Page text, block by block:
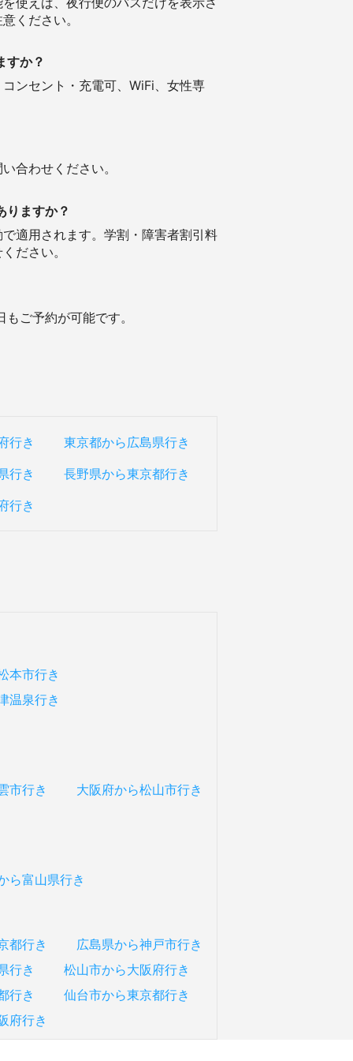
ください。
すか？
ンセント・充電可、WiFi、女性専
合わせください。
りますか？
適用されます。学割・障害者割引料
ださい。
ご予約が可能です。
行き
東京都から広島県行き
行き
長野県から東京都行き
行き
本市行き
温泉行き
市行き
大阪府から松山市行き
ら富山県行き
都行き
広島県から神戸市行き
行き
松山市から大阪府行き
行き
仙台市から東京都行き
府行き